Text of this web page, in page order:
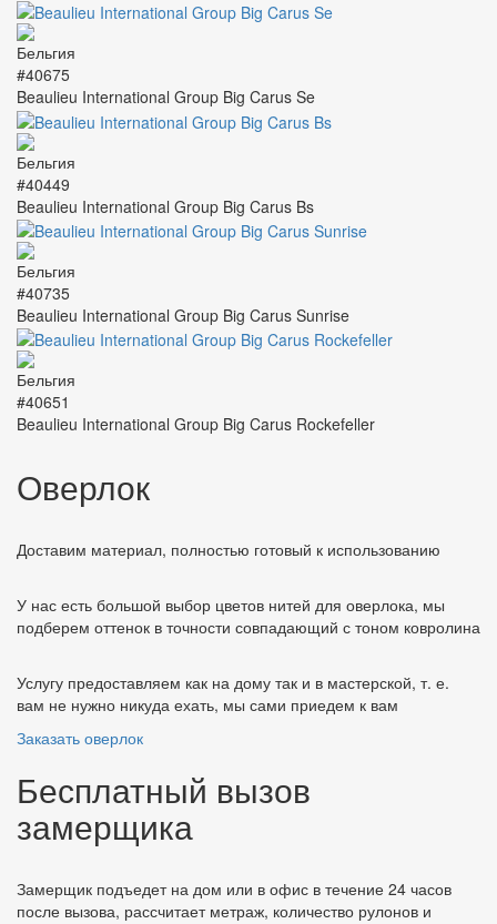
#40675
Beaulieu International Group Big Carus Se
#40449
Beaulieu International Group Big Carus Bs
#40735
Beaulieu International Group Big Carus Sunrise
#40651
Beaulieu International Group Big Carus Rockefeller
Оверлок
Доставим материал, полностью готовый к использованию
У нас есть большой выбор цветов нитей для оверлока, мы
подберем оттенок в точности совпадающий с тоном ковролина
Услугу предоставляем как на дому так и в мастерской, т. е.
вам не нужно никуда ехать, мы сами приедем к вам
Заказать оверлок
Бесплатный вызов
замерщика
Замерщик подъедет на дом или в офис в течение 24 часов
после вызова, рассчитает метраж, количество рулонов и